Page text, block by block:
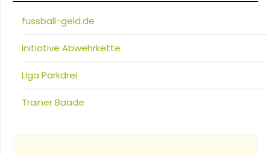
fussball-geld.de
Initiative Abwehrkette
Liga Parkdrei
Trainer Baade